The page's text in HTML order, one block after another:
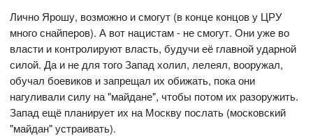
Лично Ярошу, возможно и смогут (в конце концов у ЦРУ
много снайперов). А вот нацистам - не смогут. Они уже во
власти и контролируют власть, будучи её главной ударной
силой. Да и не для того Запад холил, лелеял, вооружал,
обучал боевиков и запрещал их обижать, пока они
нагуливали силу на "майдане", чтобы потом их разоружить.
Запад ещё планирует их на Москву послать (московский
"майдан" устраивать).